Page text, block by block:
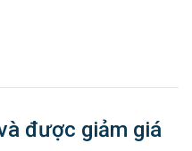
được giảm giá